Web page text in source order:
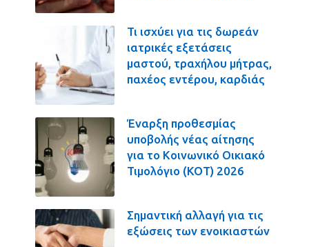
Τι ισχύει για τις δωρεάν
ιατρικές εξετάσεις
μαστού, τραχήλου μήτρας,
παχέος εντέρου, καρδιάς
Έναρξη προθεσμίας
υποβολής νέας αίτησης
για το Κοινωνικό Οικιακό
Τιμολόγιο (ΚΟΤ) 2026
Σημαντική αλλαγή για τις
εξώσεις των ενοικιαστών